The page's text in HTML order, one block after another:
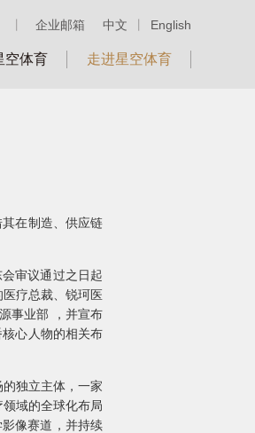
中文 English
企业邮箱
空体育 走进星空体育
在制造、供应链
审议通过之日起
疗总裁、锐珂医
事业部 ，并宣布
心人物的相关布
独立主体，一家
域的全球化布局
像赛道，并持续